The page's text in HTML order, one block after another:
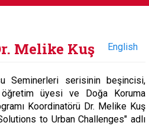
Melike Kuş English
Seminerleri serisinin beşincisi,
öğretim üyesi ve Doğa Koruma
Koordinatörü Dr. Melike Kuş
to Urban Challenges" adlı